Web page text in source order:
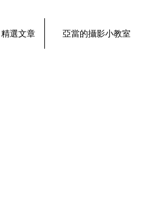
選文章 亞當的攝影小教室